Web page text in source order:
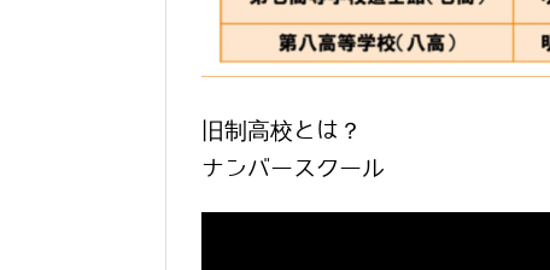
旧制高校とは？
ナンバースクール